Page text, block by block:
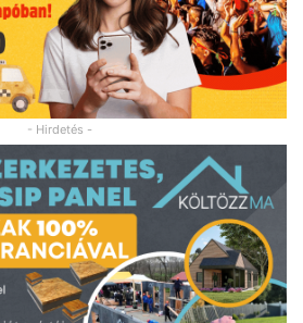
- Hirdetés -